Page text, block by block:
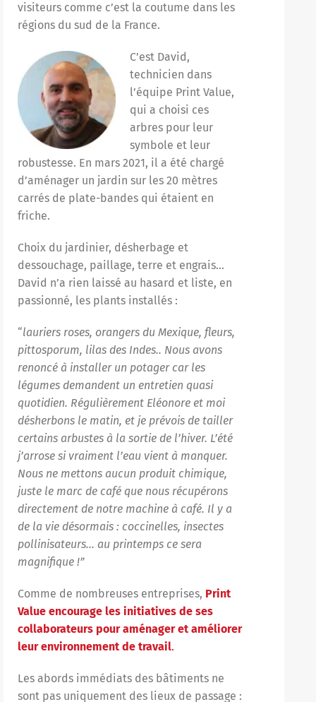
visiteurs comme c’est la coutume dans les
régions du sud de la France.
C’est David,
technicien dans
l’équipe Print Value,
qui a choisi ces
arbres pour leur
symbole et leur
robustesse. En mars 2021, il a été chargé
d’aménager un jardin sur les 20 mètres
carrés de plate-bandes qui étaient en
friche.
Choix du jardinier, désherbage et
dessouchage, paillage, terre et engrais…
David n’a rien laissé au hasard et liste, en
passionné, les plants installés :
“lauriers roses, orangers du Mexique, fleurs,
pittosporum, lilas des Indes.. Nous avons
renoncé à installer un potager car les
légumes demandent un entretien quasi
quotidien. Régulièrement Eléonore et moi
désherbons le matin, et je prévois de tailler
certains arbustes à la sortie de l’hiver. L’été
j’arrose si vraiment l’eau vient à manquer.
Nous ne mettons aucun produit chimique,
juste le marc de café que nous récupérons
directement de notre machine à café. Il y a
de la vie désormais : coccinelles, insectes
pollinisateurs… au printemps ce sera
magnifique !”
Comme de nombreuses entreprises, Print
Value encourage les initiatives de ses
collaborateurs pour aménager et améliorer
leur environnement de travail.
Les abords immédiats des bâtiments ne
sont pas uniquement des lieux de passage :